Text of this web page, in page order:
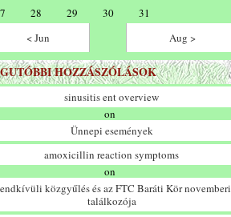
28 29 30
31
< Jun
Aug >
HOZZÁSZÓLÁSOK
sinusitis ent overview
on
Ünnepi események
amoxicillin reaction symptoms
on
közgyűlés és az FTC Baráti Kör novemberi
találkozója